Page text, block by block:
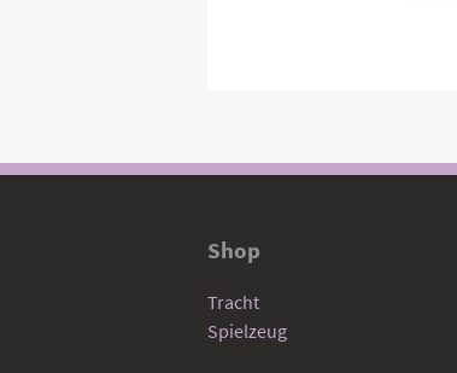
Shop
Tracht
Spielzeug